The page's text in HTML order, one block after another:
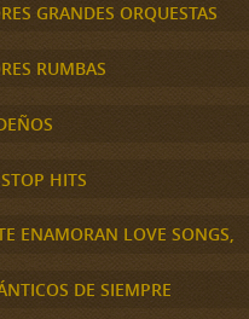
GRANDES ORQUESTAS
RUMBAS
HITS
ENAMORAN LOVE SONGS,
DE SIEMPRE